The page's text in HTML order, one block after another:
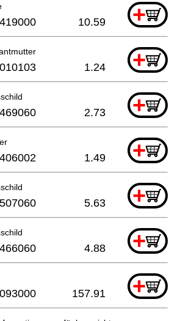
+
10.59
+
1.24
+
2.73
+
1.49
+
5.63
+
4.88
+
157.91